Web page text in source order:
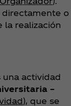
directamente o
la realización
una actividad
–
), que se